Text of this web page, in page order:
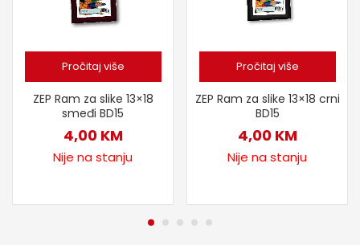
Pročitaj više
ZEP Ram za slike 13×18
smeđi BD15
4,00 KM
Nije na stanju
Pročitaj više
ZEP Ram za slike 13×18 crni
BD15
4,00 KM
Nije na stanju